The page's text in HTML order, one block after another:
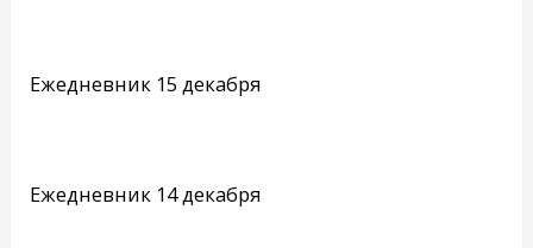
Ежедневник 15 декабря
Ежедневник 14 декабря